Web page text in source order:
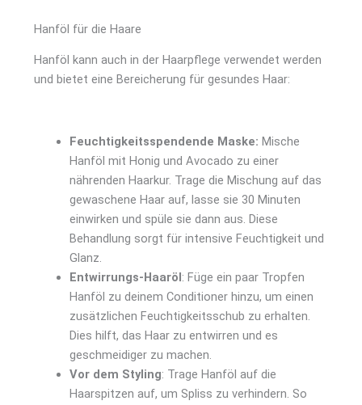
Hanföl für die Haare
Hanföl kann auch in der Haarpflege verwendet werden
und bietet eine Bereicherung für gesundes Haar:
Feuchtigkeitsspendende Maske: Mische
Hanföl mit Honig und Avocado zu einer
nährenden Haarkur. Trage die Mischung auf das
gewaschene Haar auf, lasse sie 30 Minuten
einwirken und spüle sie dann aus. Diese
Behandlung sorgt für intensive Feuchtigkeit und
Glanz.
Entwirrungs-Haaröl: Füge ein paar Tropfen
Hanföl zu deinem Conditioner hinzu, um einen
zusätzlichen Feuchtigkeitsschub zu erhalten.
Dies hilft, das Haar zu entwirren und es
geschmeidiger zu machen.
Vor dem Styling: Trage Hanföl auf die
Haarspitzen auf, um Spliss zu verhindern. So